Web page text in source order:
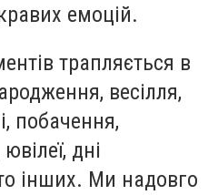
емоцій.
трапляється в
весілля,
побачення,
дні
інших. Ми надовго